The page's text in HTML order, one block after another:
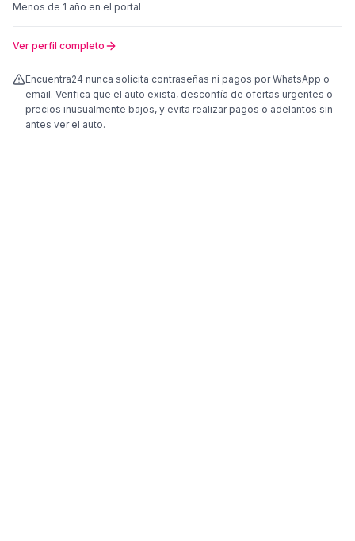
Menos de 1 año en el portal
Ver perfil completo
Encuentra24 nunca solicita contraseñas ni pagos por WhatsApp o
email. Verifica que el auto exista, desconfía de ofertas urgentes o
precios inusualmente bajos, y evita realizar pagos o adelantos sin
antes ver el auto.